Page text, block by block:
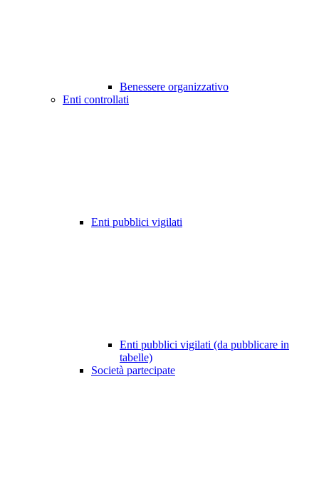
Benessere organizzativo
Enti controllati
Enti pubblici vigilati
Enti pubblici vigilati (da pubblicare in
tabelle)
Società partecipate